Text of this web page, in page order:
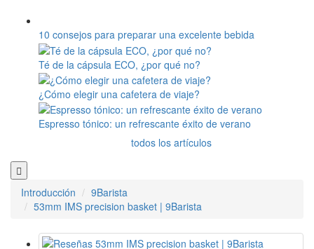
10 consejos para preparar una excelente bebida
Té de la cápsula ECO, ¿por qué no?
¿Cómo elegir una cafetera de viaje?
Espresso tónico: un refrescante éxito de verano
todos los artículos
Introducción
9Barista
53mm IMS precision basket | 9Barista